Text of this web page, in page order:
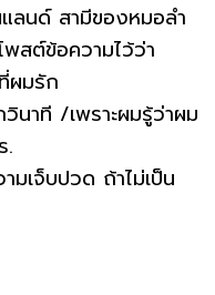
ลนด์ สามีของหมอลำ
พสต์ข้อความไว้ว่า
ผมรัก
นาที /เพราะผมรู้ว่าผม
.
เจ็บปวด ถ้าไม่เป็น